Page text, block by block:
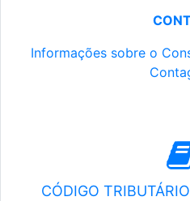
Informações sobre o
CÓDIGO